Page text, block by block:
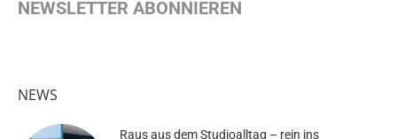
NEWSLETTER ABONNIEREN
NEWS
Raus aus dem Studioalltag – rein ins